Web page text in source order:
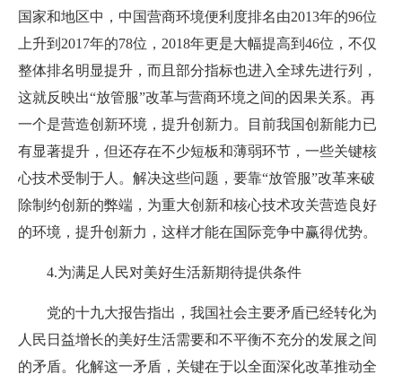
国家和地区中，中国营商环境便利度排名由2013年的96位
上升到2017年的78位，2018年更是大幅提高到46位，不仅
整体排名明显提升，而且部分指标也进入全球先进行列，
这就反映出“放管服”改革与营商环境之间的因果关系。再
一个是营造创新环境，提升创新力。目前我国创新能力已
有显著提升，但还存在不少短板和薄弱环节，一些关键核
心技术受制于人。解决这些问题，要靠“放管服”改革来破
除制约创新的弊端，为重大创新和核心技术攻关营造良好
的环境，提升创新力，这样才能在国际竞争中赢得优势。
4.为满足人民对美好生活新期待提供条件
党的十九大报告指出，我国社会主要矛盾已经转化为
人民日益增长的美好生活需要和不平衡不充分的发展之间
的矛盾。化解这一矛盾，关键在于以全面深化改革推动全